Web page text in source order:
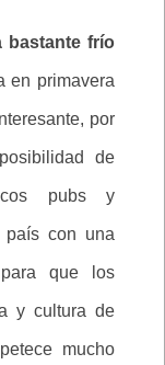
bastante frío
en primavera
por
de
pubs y
país con una
que los
y cultura de
mucho